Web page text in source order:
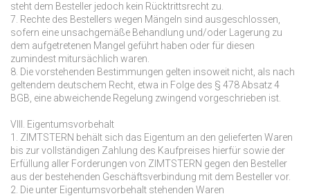
steht dem Besteller jedoch kein Rücktrittsrecht zu.
7. Rechte des Bestellers wegen Mängeln sind ausgeschlossen,
sofern eine unsachgemäße Behandlung und/oder Lagerung zu
dem aufgetretenen Mangel geführt haben oder für diesen
zumindest mitursächlich waren.
8. Die vorstehenden Bestimmungen gelten insoweit nicht, als nach
geltendem deutschem Recht, etwa in Folge des § 478 Absatz 4
BGB, eine abweichende Regelung zwingend vorgeschrieben ist.
VIII. Eigentumsvorbehalt
1. ZIMTSTERN behält sich das Eigentum an den gelieferten Waren
bis zur vollständigen Zahlung des Kaufpreises hierfür sowie der
Erfüllung aller Forderungen von ZIMTSTERN gegen den Besteller
aus der bestehenden Geschäftsverbindung mit dem Besteller vor.
2. Die unter Eigentumsvorbehalt stehenden Waren